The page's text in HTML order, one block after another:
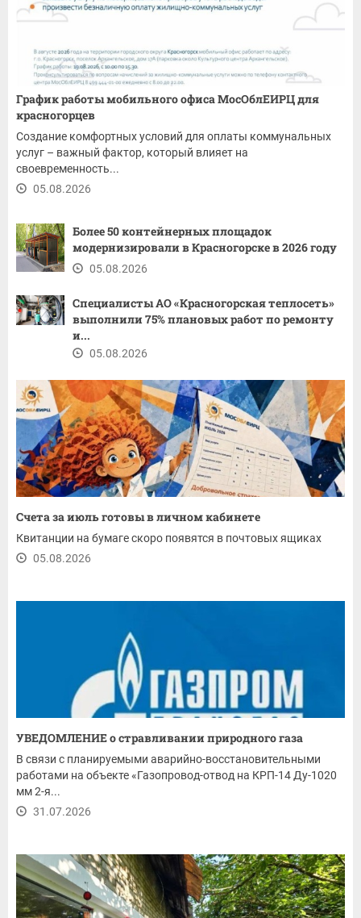
График работы мобильного офиса МосОблЕИРЦ для
красногорцев
Создание комфортных условий для оплаты коммунальных
услуг – важный фактор, который влияет на
своевременность...
05.08.2026
Более 50 контейнерных площадок
модернизировали в Красногорске в 2026 году
05.08.2026
Специалисты АО «Красногорская теплосеть»
выполнили 75% плановых работ по ремонту
и...
05.08.2026
Счета за июль готовы в личном кабинете
Квитанции на бумаге скоро появятся в почтовых ящиках
05.08.2026
УВЕДОМЛЕНИЕ о стравливании природного газа
В связи с планируемыми аварийно-восстановительными
работами на объекте «Газопровод-отвод на КРП-14 Ду-1020
мм 2-я...
31.07.2026